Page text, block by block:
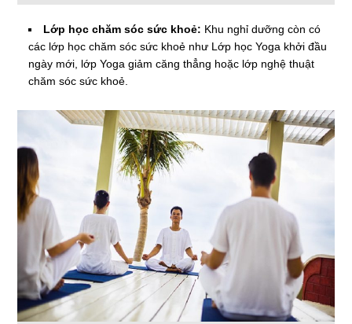
Lớp học chăm sóc sức khoẻ: Khu nghỉ dưỡng còn có
các lớp học chăm sóc sức khoẻ như Lớp học Yoga khởi đầu
ngày mới, lớp Yoga giảm căng thẳng hoặc lớp nghệ thuật
chăm sóc sức khoẻ.